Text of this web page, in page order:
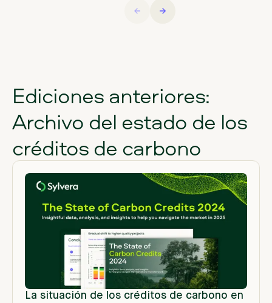
Ediciones anteriores:
Archivo del estado de los
créditos de carbono
La situación de los créditos de carbono en